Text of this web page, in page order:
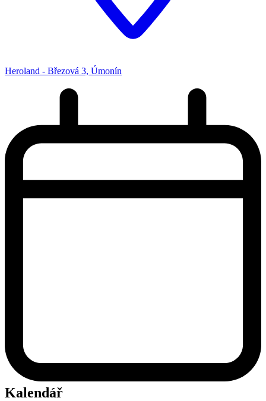
Heroland - Březová 3, Úmonín
Kalendář